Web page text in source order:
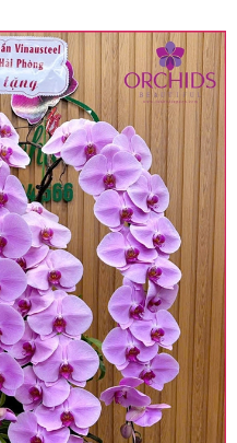
trong nội thành,
yêu cầu khách
với các cửa hàng
giao hoa tận nơi, mỗi
nhau (tùy vào chi
nên giá có thể sẽ
trên website. Khách
lòng chủ động hỏi lại
sẽ chủ động báo giá
hàng cụ thể.